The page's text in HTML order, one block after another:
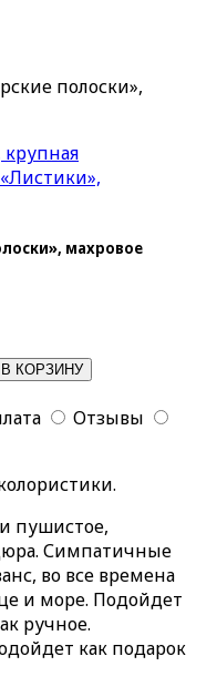
полоски»,
махровое
Отзывы
пушистое,
Симпатичные
во все времена
и море. Подойдет
ручное.
как подарок